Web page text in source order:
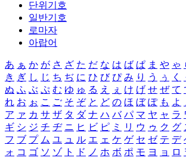
단위기호
일반기호
로마자
아랍어
あ ぁ か が さ ざ た だ な は ば ぱ ま や ゃ
き ぎ し じ ち ぢ に ひ び ぴ み り う ぅ く
ぬ ふ ぶ ぷ む ゆ ゅ る え ぇ け げ せ ぜ て
れ お ぉ こ ご そ ぞ と ど の ほ ぼ ぽ も よ
ア ァ カ サ ザ タ ダ ナ ハ バ パ マ ヤ ャ ラ
ギ シ ジ チ ヂ ニ ヒ ビ ピ ミ リ ウ ゥ ク グ
フ ブ プ ム ユ ュ ル エ ェ ケ ゲ セ ゼ テ デ
ォ コ ゴ ソ ゾ ト ド ノ ホ ボ ポ モ ヨ ョ ロ